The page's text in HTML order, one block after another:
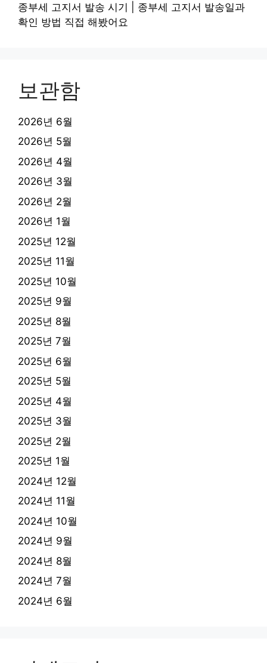
종부세 고지서 발송 시기 | 종부세 고지서 발송일과
확인 방법 직접 해봤어요
보관함
2026년 6월
2026년 5월
2026년 4월
2026년 3월
2026년 2월
2026년 1월
2025년 12월
2025년 11월
2025년 10월
2025년 9월
2025년 8월
2025년 7월
2025년 6월
2025년 5월
2025년 4월
2025년 3월
2025년 2월
2025년 1월
2024년 12월
2024년 11월
2024년 10월
2024년 9월
2024년 8월
2024년 7월
2024년 6월